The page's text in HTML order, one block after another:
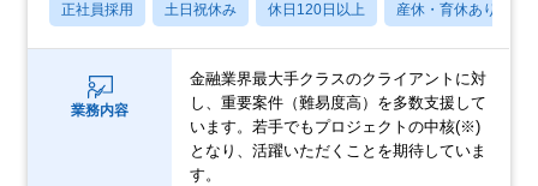
正社員採用 土日祝休み 休日120日以上 産休・育休あり
業務内容
金融業界最大手クラスのクライアントに対
し、重要案件（難易度高）を多数支援して
います。若手でもプロジェクトの中核(※)
となり、活躍いただくことを期待していま
す。